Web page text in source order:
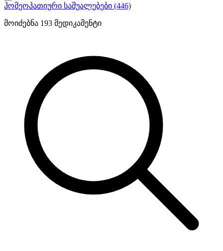
ჰომეოპათიური საშუალებები (446)
მოიძებნა 193 მედიკამენტი